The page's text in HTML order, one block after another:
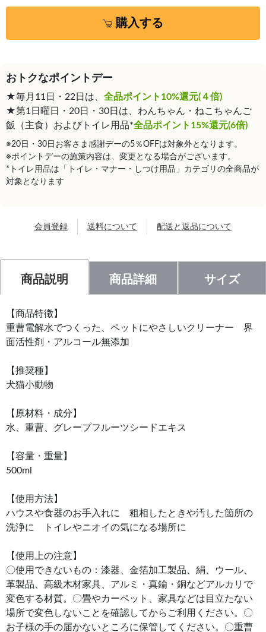
購入する
おトクなポイントデー
★毎月11日・22日は、 全品ポイント10%還元(４倍)
★第1日曜日・20日・30日は、わんちゃん・ねこちゃんご
飯（主食）およびトイレ用品*全品ポイント15%還元(6倍)
※20日・30日お客さま感謝デーの5％OFFは対象外となります。
※ポイントデーの施策内容は、変更となる場合がございます。
*トイレ用品は「トイレ・マナー・しつけ用品」カテゴリの全商品が
対象となります
会員登録 送料について 配送と返品について
商品説明 商品詳細 サイズ
【商品特徴】
重曹電解水でつくった、ペットにやさしいクリーナー 界
面活性剤・アルコール無添加
【推奨種】
犬猫小動物
【原材料・成分】
水、重曹、グレープフルーツシードエキス
【容量・重量】
500ml
【使用方法】
ハウスや食器のお手入れに 粗相したときや汚した箇所の
洗浄に トイレやニオイの気になる場所に
【使用上の注意】
〇使用できないもの：漆器、金箔加工製品、絹、ウール、
革製品、高級木材家具、アルミ・真鍮・銅などアルカリで
変色する材質。〇畳やカーペット、家具などは目立たない
場所で変色しないことを確認してからご利用ください。〇
お子様の手の届かないところに保管してください。〇重曹